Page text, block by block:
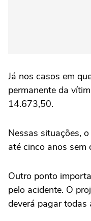
Já nos casos em
permanente da
14.673,50.
Nessas situações,
até cinco anos sem
Outro ponto
pelo acidente. O
deverá pagar todas